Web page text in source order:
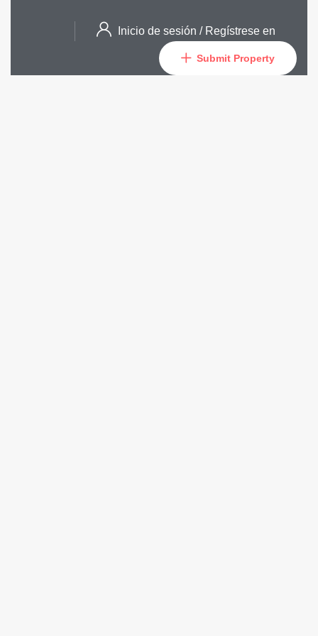
Inicio de sesión / Regístrese en
Submit Property